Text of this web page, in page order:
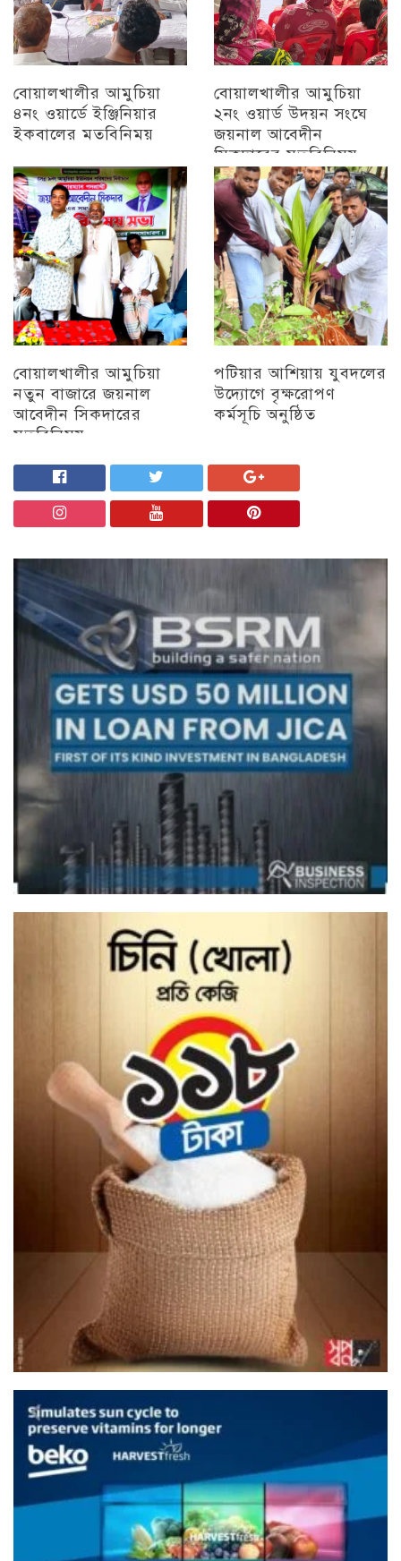
বোয়ালখালীর আমুচিয়া
৪নং ওয়ার্ডে ইঞ্জিনিয়ার
ইকবালের মতবিনিময়
চট্টগ্রাম
বোয়ালখালীর আমুচিয়া
২নং ওয়ার্ড উদয়ন সংঘে
জয়নাল আবেদীন
সিকদারের মতবিনিময়
অন্যান্য
বোয়ালখালীর আমুচিয়া
নতুন বাজারে জয়নাল
আবেদীন সিকদারের
মতবিনিময়
চট্টগ্রাম
পটিয়ার আশিয়ায় যুবদলের
উদ্যোগে বৃক্ষরোপণ
কর্মসূচি অনুষ্ঠিত